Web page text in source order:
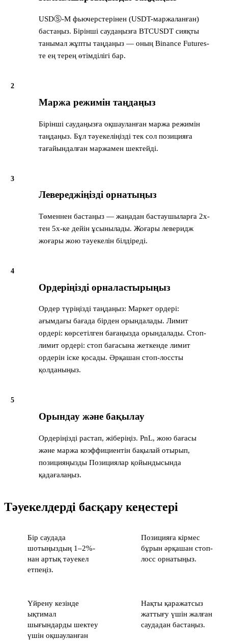
USDⓈ-M фьючерстерінен (USDT-маржаланған)
бастаңыз. Бірінші саудаңызға BTCUSDT сияқты
танымал жұпты таңдаңыз — оның Binance Futures-
те ең терең өтімділігі бар.
2
Маржа режимін таңдаңыз
Бірінші саудаңызға оқшауланған маржа режимін
таңдаңыз. Бұл тәуекеліңізді тек сол позицияға
тағайындалған маржамен шектейді.
3
Левереджіңізді орнатыңыз
Төменнен бастаңыз — жаңадан бастаушыларға 2x-
тен 5x-ке дейін ұсынылады. Жоғары леверидж
жоғары жою тәуекелін білдіреді.
4
Ордеріңізді орналастырыңыз
Ордер түріңізді таңдаңыз: Маркет ордері:
ағымдағы бағада бірден орындалады. Лимит
ордері: көрсетілген бағаңызда орындалады. Стоп-
лимит ордері: стоп бағасына жеткенде лимит
ордерін іске қосады. Әрқашан стоп-лоссты
қолданыңыз.
5
Орындау және бақылау
Ордеріңізді растап, жіберіңіз. PnL, жою бағасы
және маржа коэффициентін бақылай отырып,
позицияңызды Позициялар қойындысында
қадағалаңыз.
Тәуекелдерді басқару кеңестері
Бір саудада
шотыңыздың 1–2%-
нан артық тәуекел
етпеңіз.
Позицияға кірмес
бұрын әрқашан стоп-
лосс орнатыңыз.
Үйрену кезінде
ықтимал
шығындарды шектеу
үшін оқшауланған
Нақты қаражатсыз
жаттығу үшін жалған
саудадан бастаңыз.